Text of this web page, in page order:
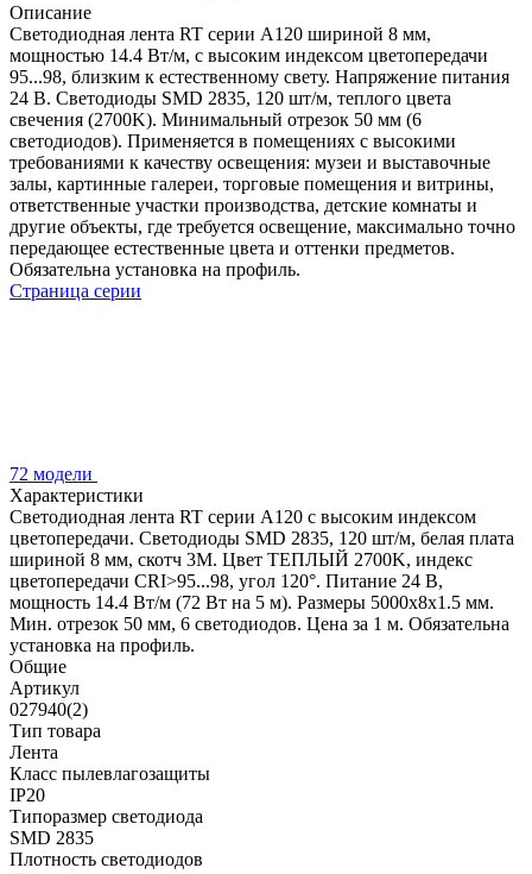
Описание
Светодиодная лента RT серии A120 шириной 8 мм,
мощностью 14.4 Вт/м, с высоким индексом цветопередачи
95...98, близким к естественному свету. Напряжение питания
24 В. Светодиоды SMD 2835, 120 шт/м, теплого цвета
свечения (2700K). Минимальный отрезок 50 мм (6
светодиодов). Применяется в помещениях с высокими
требованиями к качеству освещения: музеи и выставочные
залы, картинные галереи, торговые помещения и витрины,
ответственные участки производства, детские комнаты и
другие объекты, где требуется освещение, максимально точно
передающее естественные цвета и оттенки предметов.
Обязательна установка на профиль.
Страница серии
72 модели
Характеристики
Светодиодная лента RT серии A120 с высоким индексом
цветопередачи. Светодиоды SMD 2835, 120 шт/м, белая плата
шириной 8 мм, скотч 3М. Цвет ТЕПЛЫЙ 2700K, индекс
цветопередачи CRI>95...98, угол 120°. Питание 24 В,
мощность 14.4 Вт/м (72 Вт на 5 м). Размеры 5000х8х1.5 мм.
Мин. отрезок 50 мм, 6 светодиодов. Цена за 1 м. Обязательна
установка на профиль.
Общие
Артикул
027940(2)
Тип товара
Лента
Класс пылевлагозащиты
IP20
Типоразмер светодиода
SMD 2835
Плотность светодиодов